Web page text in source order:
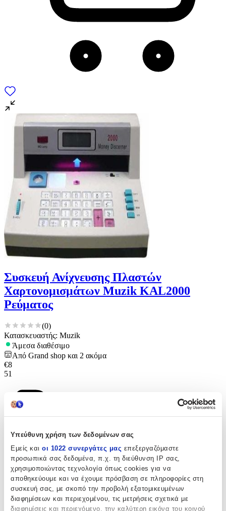
Υπεύθυνη χρήση των δεδομένων σας
Εμείς και οι 1022 συνεργάτες μας επεξεργαζόμαστε
προσωπικά σας δεδομένα, π.χ. τη διεύθυνση IP σας,
χρησιμοποιώντας τεχνολογία όπως cookies για να
αποθηκεύουμε και να έχουμε πρόσβαση σε πληροφορίες στη
συσκευή σας, με σκοπό την προβολή εξατομικευμένων
διαφημίσεων και περιεχομένου, τις μετρήσεις σχετικά με
διαφημίσεις και περιεχόμενο, την καλύτερη εικόνα του κοινού
Συσκευή Ανίχνευσης Πλαστών
Χαρτονομισμάτων Muzik KAL2000
Ρεύματος
(0)
Κατασκευαστής: Muzik
Άμεσα διαθέσιμο
Από Grand shop και 2 ακόμα
€8
51